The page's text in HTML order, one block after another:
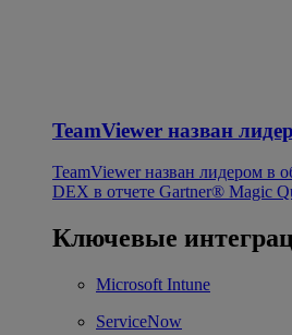
TeamViewer назван
TeamViewer назван лидером в
DEX в отчете Gartner® Magic
Ключевые
Microsoft Intune
ServiceNow